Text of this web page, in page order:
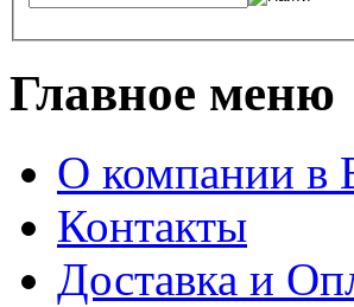
Главное меню
О компании в
Контакты
Доставка и